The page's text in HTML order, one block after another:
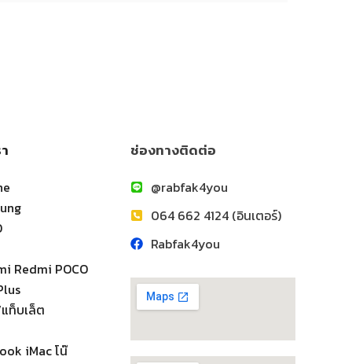
Redmi POCO
ท็บเล็ต
iMac โน๊
ช่องทางติดต่อ
@rabfak4you
064 662 4124 (อินเตอร์)
Rabfak4you